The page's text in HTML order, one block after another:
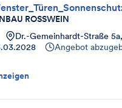
ROSSWEIN
Dr.-Gemeinhardt-Straße
Angebot